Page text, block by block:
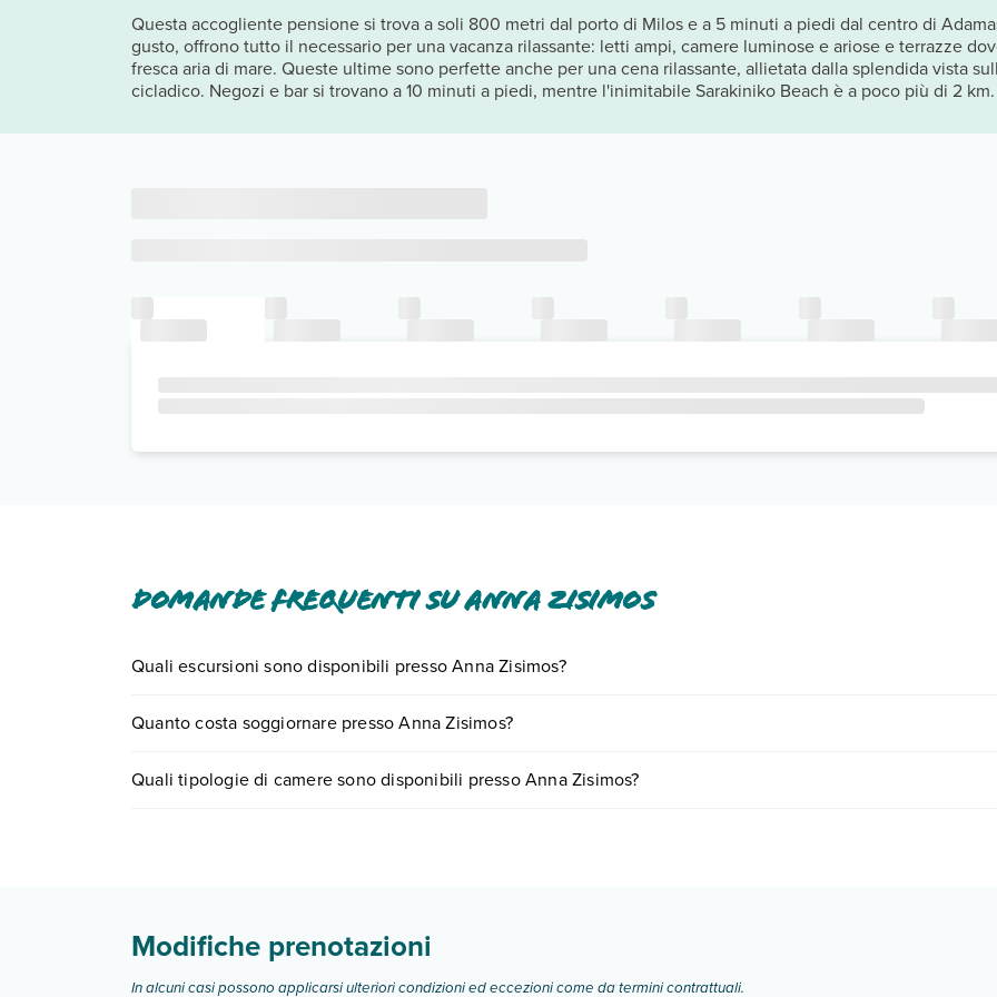
Questa accogliente pensione si trova a soli 800 metri dal porto di Milos e a 5 minuti a piedi dal centro di
gusto, offrono tutto il necessario per una vacanza rilassante: letti ampi, camere luminose e ariose e terrazze
fresca aria di mare. Queste ultime sono perfette anche per una cena rilassante, allietata dalla splendida vista
cicladico. Negozi e bar si trovano a 10 minuti a piedi, mentre l'inimitabile Sarakiniko Beach è a poco più di 2 km.
Domande frequenti su Anna Zisimos
Quali escursioni sono disponibili presso Anna Zisimos?
0721.17231 oprenotando un appuntamento.
Quanto costa soggiornare presso Anna Zisimos?
partire.
Quali tipologie di camere sono disponibili presso Anna Zisimos?
Modifiche prenotazioni
In alcuni casi possono applicarsi ulteriori condizioni ed eccezioni come da termini contrattuali.